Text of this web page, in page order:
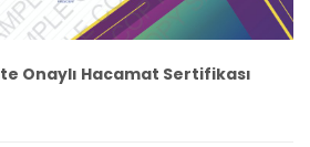
Onaylı Hacamat Sertifikası